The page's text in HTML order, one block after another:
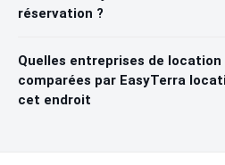
réservation ?
Quelles entreprises de
comparées par EasyTerra
cet endroit